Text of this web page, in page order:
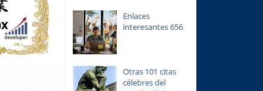
Enlaces
interesantes 656
Otras 101 citas
célebres del